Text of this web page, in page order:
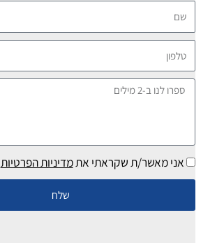
טלפון
ספרו
מילים
אני מאשר/ת שקראתי אתמדיניות הפרטיות
שלח